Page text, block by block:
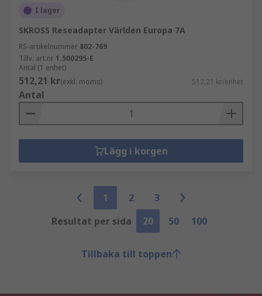
I lager
SKROSS Reseadapter Världen Europa 7A
RS-artikelnummer 802-769
Tillv. art.nr 1.500295-E
Antal (1 enhet)
512,21 kr(exkl. moms) 512,21 kr/enhet
Antal
Lägg i korgen
1 2
3
Resultat per sida
20 50 100
Tillbaka till toppen